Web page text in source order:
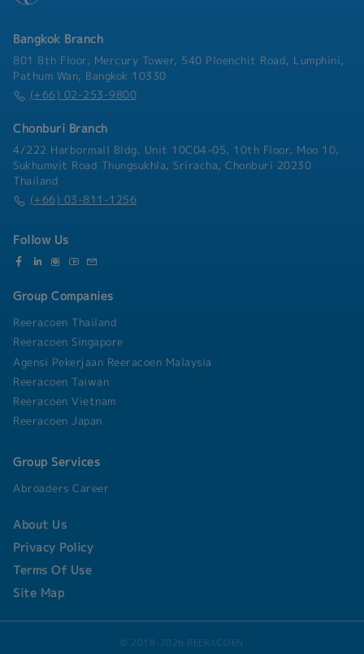
Bangkok Branch
801 8th Floor, Mercury Tower, 540 Ploenchit Road, Lumphini,
Pathum Wan, Bangkok 10330
(+66) 02-253-9800
Chonburi Branch
4/222 Harbormall Bldg. Unit 10C04-05, 10th Floor, Moo 10,
Sukhumvit Road Thungsukhla, Sriracha, Chonburi 20230
Thailand
(+66) 03-811-1256
Follow Us
Group Companies
Reeracoen Thailand
Reeracoen Singapore
Agensi Pekerjaan Reeracoen Malaysia
Reeracoen Taiwan
Reeracoen Vietnam
Reeracoen Japan
Group Services
Abroaders Career
About Us
Privacy Policy
Terms Of Use
Site Map
© 2018-2026 REERACOEN